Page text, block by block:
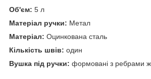
Об'єм: 5 л
Матеріал ручки: Метал
Матеріал: Оцинкована сталь
Кількість швів: один
Вушка під ручки: формовані з ребрами